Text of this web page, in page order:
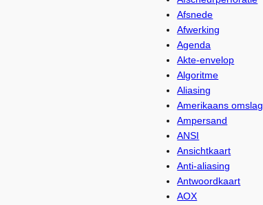
Afsnede
Afwerking
Agenda
Akte-envelop
Algoritme
Aliasing
Amerikaans omslag
Ampersand
ANSI
Ansichtkaart
Anti-aliasing
Antwoordkaart
AOX